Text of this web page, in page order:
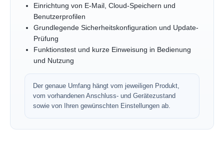
Einrichtung von E-Mail, Cloud-Speichern und
Benutzerprofilen
Grundlegende Sicherheitskonfiguration und Update-
Prüfung
Funktionstest und kurze Einweisung in Bedienung
und Nutzung
Der genaue Umfang hängt vom jeweiligen Produkt,
vom vorhandenen Anschluss- und Gerätezustand
sowie von Ihren gewünschten Einstellungen ab.